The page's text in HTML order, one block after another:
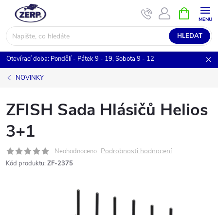
obsah
HLEDAT
NÁKUPNÍ
KOŠÍK
Otevírací doba: Pondělí - Pátek 9 - 19, Sobota 9 - 12
NOVINKY
ZFISH Sada Hlásičů Helios
3+1
Neohodnoceno Podrobnosti hodnocení
Kód produktu: ZF-2375